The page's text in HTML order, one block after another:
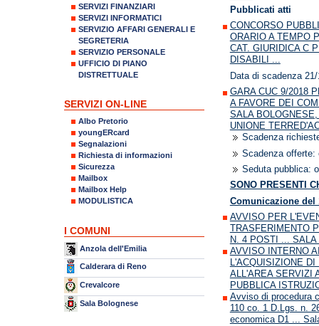
SERVIZI FINANZIARI
SERVIZI INFORMATICI
SERVIZIO AFFARI GENERALI E
SEGRETERIA
SERVIZIO PERSONALE
UFFICIO DI PIANO
DISTRETTUALE
SERVIZI ON-LINE
Albo Pretorio
youngERcard
Segnalazioni
Richiesta di informazioni
Sicurezza
Mailbox
Mailbox Help
MODULISTICA
I COMUNI
Anzola dell'Emilia
Calderara di Reno
Crevalcore
Sala Bolognese
Pubblicati atti
CONCORSO
ORARIO A TEMPO
CAT. GIURIDICA C
DISABILI ...
Data di scadenza 21/
GARA CUC 9/2018
A FAVORE DEI
SALA
UNIONE
Scadenza
Scadenza offerte:
Seduta pubblica:
SONO PRESENTI
Comunicazione del
AVVISO PER
TRASFERIMENTO
N. 4 POSTI ...
AVVISO INTERNO
L'ACQUISIZIONE
ALL'AREA SERVIZI
PUBBLICA
Avviso di procedura
110 co. 1 D.Lgs. n.
economica D1 ...